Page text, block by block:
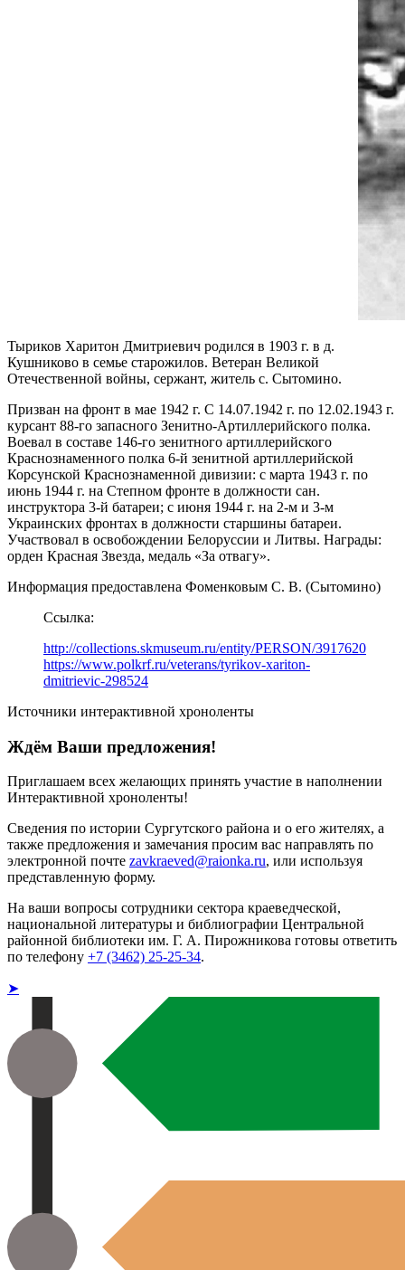
Тыриков Харитон Дмитриевич родился в 1903 г. в д.
Кушниково в семье старожилов. Ветеран Великой
Отечественной войны, сержант, житель с. Сытомино.
Призван на фронт в мае 1942 г. С 14.07.1942 г. по 12.02.1943 г.
курсант 88-го запасного Зенитно-Артиллерийского полка.
Воевал в составе 146-го зенитного артиллерийского
Краснознаменного полка 6-й зенитной артиллерийской
Корсунской Краснознаменной дивизии: с марта 1943 г. по
июнь 1944 г. на Степном фронте в должности сан.
инструктора 3-й батареи; с июня 1944 г. на 2-м и 3-м
Украинских фронтах в должности старшины батареи.
Участвовал в освобождении Белоруссии и Литвы. Награды:
орден Красная Звезда, медаль «За отвагу».
Информация предоставлена Фоменковым С. В. (Сытомино)
Ссылка:
http://collections.skmuseum.ru/entity/PERSON/3917620
https://www.polkrf.ru/veterans/tyrikov-xariton-
dmitrievic-298524
Источники интерактивной хроноленты
Ждём Ваши предложения!
Приглашаем всех желающих принять участие в наполнении
Интерактивной хроноленты!
Сведения по истории Сургутского района и о его жителях, а
также предложения и замечания просим вас направлять по
электронной почте zavkraeved@raionka.ru, или используя
представленную форму.
На ваши вопросы сотрудники сектора краеведческой,
национальной литературы и библиографии Центральной
районной библиотеки им. Г. А. Пирожникова готовы ответить
по телефону +7 (3462) 25-25-34.
➤